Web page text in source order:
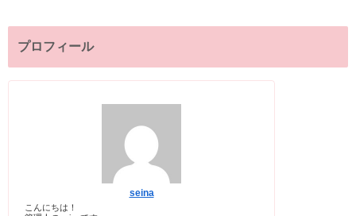
プロフィール
seina
こんにちは！